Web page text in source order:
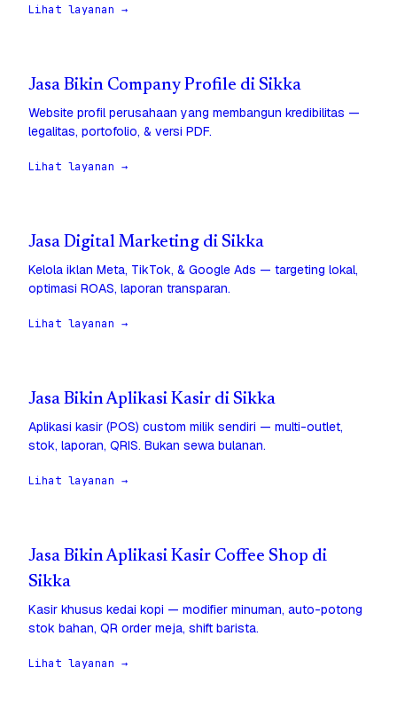
Lihat layanan →
Jasa Bikin Company Profile di Sikka
Website profil perusahaan yang membangun kredibilitas —
legalitas, portofolio, & versi PDF.
Lihat layanan →
Jasa Digital Marketing di Sikka
Kelola iklan Meta, TikTok, & Google Ads — targeting lokal,
optimasi ROAS, laporan transparan.
Lihat layanan →
Jasa Bikin Aplikasi Kasir di Sikka
Aplikasi kasir (POS) custom milik sendiri — multi-outlet,
stok, laporan, QRIS. Bukan sewa bulanan.
Lihat layanan →
Jasa Bikin Aplikasi Kasir Coffee Shop di
Sikka
Kasir khusus kedai kopi — modifier minuman, auto-potong
stok bahan, QR order meja, shift barista.
Lihat layanan →